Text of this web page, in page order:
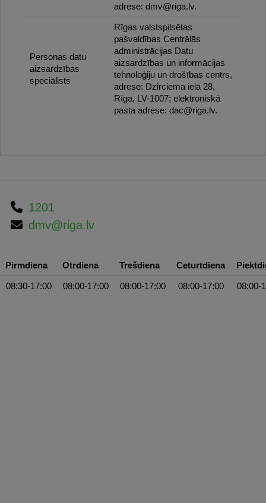
adrese: dmv@riga.lv.
Personas datu
aizsardzības
speciālists
Rīgas valstspilsētas
pašvaldības Centrālās
administrācijas Datu
aizsardzības un informācijas
tehnoloģiju un drošības centrs,
adrese: Dzirciema ielā 28,
Rīga, LV-1007; elektroniskā
pasta adrese: dac@riga.lv.
1201
dmv@riga.lv
Pirmdiena Otrdiena Trešdiena Ceturtdiena
08:30-17:00 08:00-17:00 08:00-17:00 08:00-17:00 08:00-